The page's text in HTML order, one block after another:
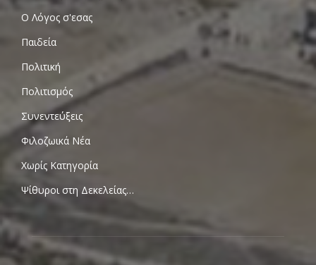
Ο Λόγος σ'εσας
Παιδεία
Πολιτική
Πολιτισμός
Συνεντεύξεις
Φιλοζωικά Νέα
Χωρίς Κατηγορία
Ψίθυροι στη Δεκελείας…